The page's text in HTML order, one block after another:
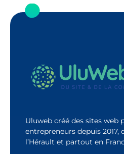
Uluweb créé des sites web
entrepreneurs depuis 2017,
l’Hérault et partout en